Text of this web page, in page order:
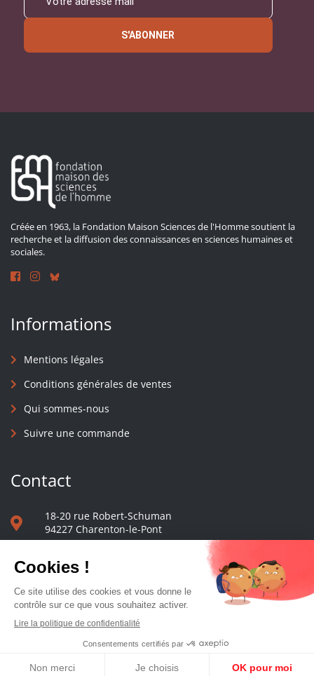
S'ABONNER
Créée en 1963, la Fondation Maison Sciences de l'Homme soutient la
recherche et la diffusion des connaissances en sciences humaines et
sociales.
Informations
Mentions légales
Conditions générales de ventes
Qui sommes-nous
Suivre une commande
Contact
18-20 rue Robert-Schuman
94227 Charenton-le-Pont